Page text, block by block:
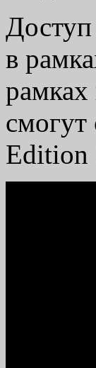
в
рамках
смогут
Edition